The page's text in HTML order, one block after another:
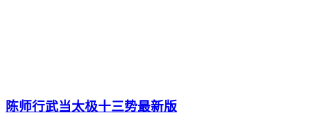
陈师行武当太极十三势最新版